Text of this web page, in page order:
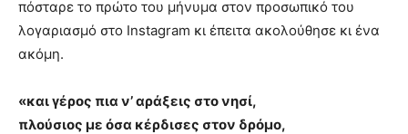
πόσταρε το πρώτο του μήνυμα στον προσωπικό του
λογαριασμό στο Instagram κι έπειτα ακολούθησε κι ένα
ακόμη.
«και γέρος πια ν’ αράξεις στο νησί,
πλούσιος με όσα κέρδισες στον δρόμο,